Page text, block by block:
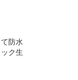
防水
ク生